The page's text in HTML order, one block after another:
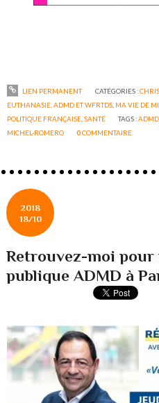
LIEN PERMANENT CATÉGORIES :
EUTHANASIE, ADMD ET WFRTDS MA VIE DE
POLITIQUE FRANÇAISE ,SANTÉ TAGS :ADMD
MICHEL-ROMERO
0COMMENTAIRE
2018
18/10
Retrouvez-moi pour
publique ADMD à